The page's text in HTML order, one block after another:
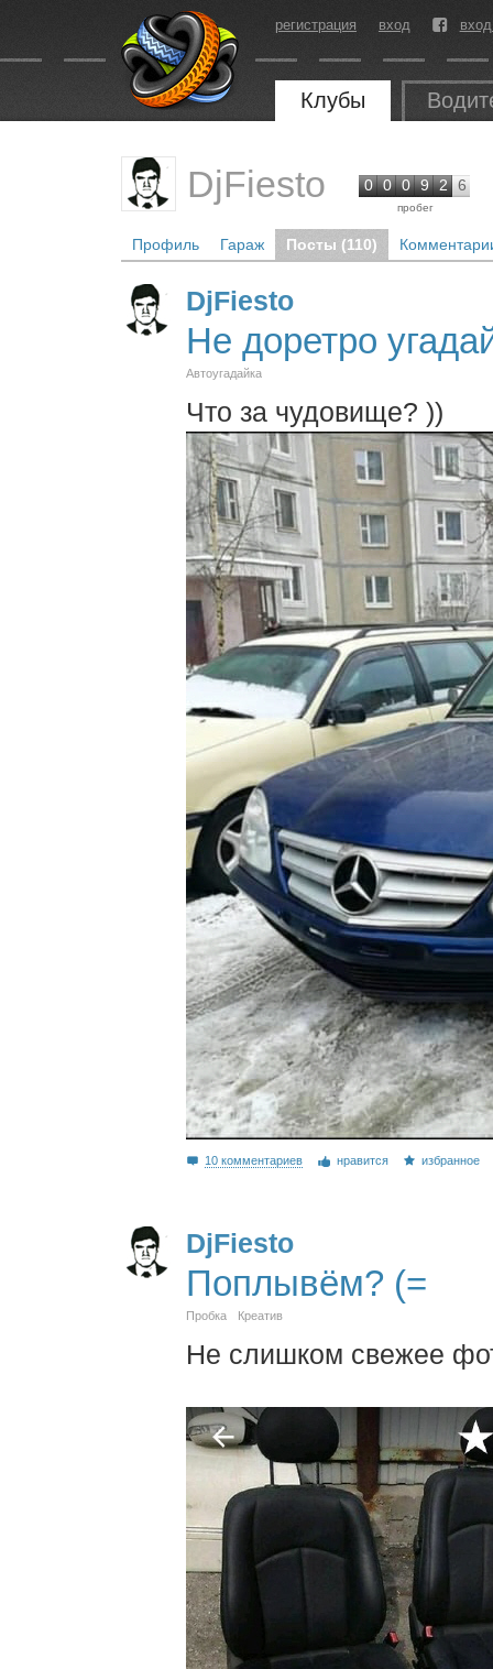
регистрация вход
Клубы
DjFiesto 0 0 0 9 2 6
пробег
Профиль Гараж Посты (110)
DjFiesto
Не доретро
Автоугадайка
Что за чудовище? ))
10 комментариев нравится избранное
DjFiesto
Поплывём? (=
Пробка Креатив
Не слишком свежее